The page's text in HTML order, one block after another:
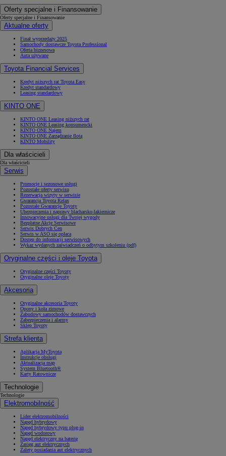
Oferty specjalne i Finansowanie
Oferty specjalne i Finansowanie
Aktualne oferty
Finał wyprzedaży 2025
Samochody dostawcze Toyota Professional
Oferta biznesowa
Auta używane
Toyota Financial Services
Kredyt niższych rat Toyota Easy
Kredyt standardowy
Leasing standardowy
KINTO ONE
KINTO ONE Leasing niższych rat
KINTO ONE Leasing konsumencki
KINTO ONE Najem
KINTO ONE Zarządzanie flotą
KINTO Mobility
Dla właścicieli
Dla właścicieli
Serwis
Promocje i sezonowe usługi
Pozostałe oferty serwisu
Rezerwacja wizyty w serwisie
Gwarancja Toyota Relax
Pozostałe Gwarancje Toyoty
Ubezpieczenia i naprawy blacharsko-lakiernicze
Innowacyjne usługi dla Twojej wygody
Bezpłatne Akcje Serwisowe
Serwis Dobrych Cen
Serwis w ASO się opłaca
Dostęp do informacji serwisowych
Wykaz wydanych zaświadczeń o odbytym szkoleniu (pdf)
Oryginalne części i oleje Toyota
Oryginalne części Toyoty
Oryginalne oleje Toyoty
Akcesoria
Oryginalne akcesoria Toyoty
Opony i koła zimowe
Zabudowy samochodów dostawczych
Zabezpieczenia i alarmy
Sklep Toyoty
Strefa klienta
Aplikacja MyToyota
Instrukcje obsługi
Aktualizacja map
System Bluetooth®
Karty Ratownicze
Technologie
Technologie
Elektromobilność
Lider elektromobilności
Napęd hybrydowy
Napęd hybrydowy typu plug-in
Napęd wodorowy
Napęd elektryczny na baterię
Zasięg aut elektrycznych
Zalety posiadania aut elektrycznych